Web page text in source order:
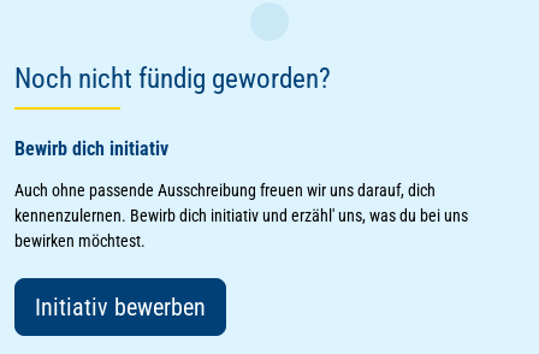
Noch nicht fündig geworden?
Bewirb dich initiativ
Auch ohne passende Ausschreibung freuen wir uns darauf, dich
kennenzulernen. Bewirb dich initiativ und erzähl' uns, was du bei uns
bewirken möchtest.
Initiativ bewerben